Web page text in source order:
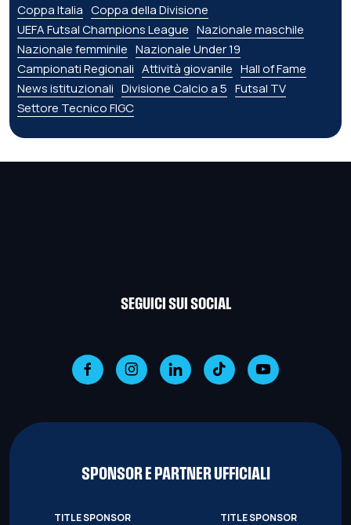
Coppa Italia Coppa della Divisione
UEFA Futsal Champions League Nazionale maschile
Nazionale femminile Nazionale Under 19
Campionati Regionali Attività giovanile Hall of Fame
News istituzionali Divisione Calcio a 5 Futsal TV
Settore Tecnico FIGC
SEGUICI SUI SOCIAL
SPONSOR E PARTNER UFFICIALI
TITLE SPONSOR TITLE SPONSOR